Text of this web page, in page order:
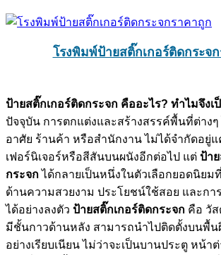
โรงพิมพ์ป้ายสติ๊กเกอร์ติดกระจ
ป้ายสติ๊กเกอร์ติดกระจก คืออะไร? ทำไมจึง
ปัจจุบัน การตกแต่งและสร้างสรรค์พื้นที่ต่างๆ
อาศัย ร้านค้า หรือสำนักงาน ไม่ได้จำกัดอยู่แ
เฟอร์นิเจอร์หรือสีสันบนผนังอีกต่อไป แต่ ป้า
กระจกได้กลายเป็นหนึ่งในตัวเลือกยอดนิยม
ด้านความสวยงาม ประโยชน์ใช้สอย และกา
ได้อย่างลงตัว ป้ายสติ๊กเกอร์ติดกระจก คือ วั
มีชั้นกาวด้านหลัง สามารถนำไปติดตั้งบนพื้น
อย่างเรียบเนียน ไม่ว่าจะเป็นบานประตู หน้า